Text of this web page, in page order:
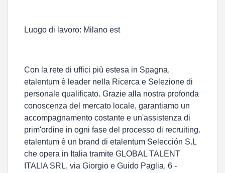
Luogo di lavoro: Milano est
Con la rete di uffici più estesa in Spagna,
etalentum è leader nella Ricerca e Selezione di
personale qualificato. Grazie alla nostra profonda
conoscenza del mercato locale, garantiamo un
accompagnamento costante e un'assistenza di
prim'ordine in ogni fase del processo di recruiting.
etalentum è un brand di etalentum Selección S.L
che opera in Italia tramite GLOBAL TALENT
ITALIA SRL, via Giorgio e Guido Paglia, 6 -